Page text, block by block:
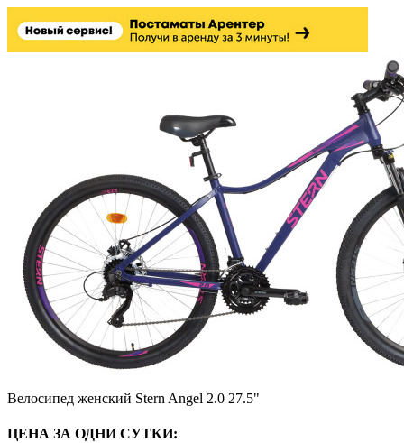
Велосипед женский Stern Angel 2.0 27.5"
ЦЕНА ЗА ОДНИ СУТКИ: